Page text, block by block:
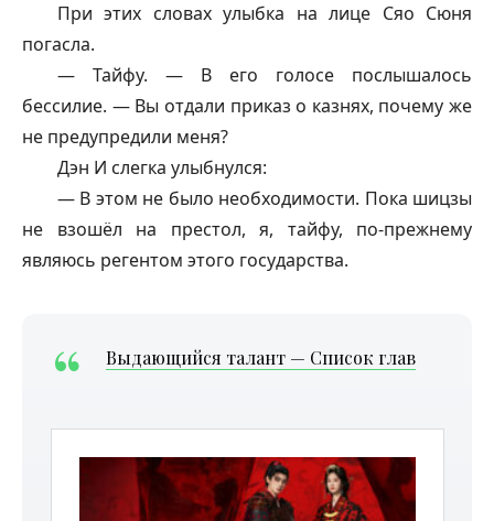
При этих словах улыбка на лице Сяо Сюня
погасла.
— Тайфу. — В его голосе послышалось
бессилие. — Вы отдали приказ о казнях, почему же
не предупредили меня?
Дэн И слегка улыбнулся:
— В этом не было необходимости. Пока шицзы
не взошёл на престол, я, тайфу, по-прежнему
являюсь регентом этого государства.
Выдающийся талант — Список глав